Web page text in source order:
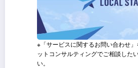
※「サービスに関するお問い合わせ
ットコンサルティングでご相談した
い。